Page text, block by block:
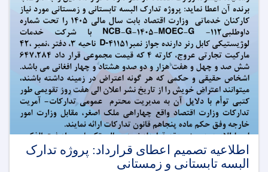
اطلاعیه تصمیم اعطای قرارداد: پروژه تدارک
البسه تابستانی و زمستانی